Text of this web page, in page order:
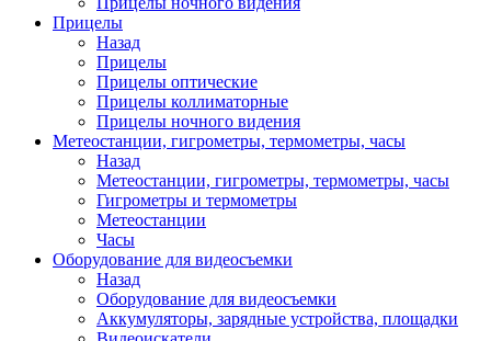
Прицелы
Назад
Прицелы
Прицелы оптические
Прицелы коллиматорные
Прицелы ночного видения
Метеостанции, гигрометры, термометры, часы
Назад
Метеостанции, гигрометры, термометры, часы
Гигрометры и термометры
Метеостанции
Часы
Оборудование для видеосъемки
Назад
Оборудование для видеосъемки
Аккумуляторы, зарядные устройства, площадки